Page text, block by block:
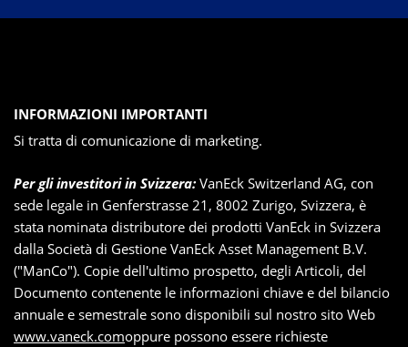
INFORMAZIONI IMPORTANTI
Si tratta di comunicazione di marketing.
Per gli investitori in Svizzera: VanEck Switzerland AG, con
sede legale in Genferstrasse 21, 8002 Zurigo, Svizzera, è
stata nominata distributore dei prodotti VanEck in Svizzera
dalla Società di Gestione VanEck Asset Management B.V.
("ManCo"). Copie dell'ultimo prospetto, degli Articoli, del
Documento contenente le informazioni chiave e del bilancio
annuale e semestrale sono disponibili sul nostro sito Web
www.vaneck.comoppure possono essere richieste